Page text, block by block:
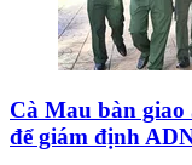
Cà Mau bàn giao
để giám định